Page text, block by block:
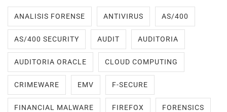
ANALISIS FORENSE ANTIVIRUS AS/400
AS/400 SECURITY AUDIT AUDITORIA
AUDITORIA ORACLE CLOUD COMPUTING
CRIMEWARE EMV F-SECURE
FINANCIAL MALWARE FIREFOX FORENSICS